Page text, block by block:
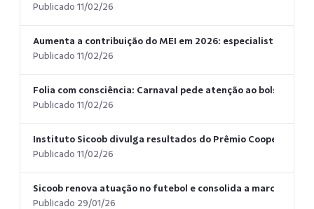
Publicado 11/02/26
Aumenta a contribuição do MEI em 2026: especialista dá
Publicado 11/02/26
Folia com consciência: Carnaval pede atenção ao bolso e
Publicado 11/02/26
Instituto Sicoob divulga resultados do Prêmio Cooperar
Publicado 11/02/26
Sicoob renova atuação no futebol e consolida a marca nas
Publicado 29/01/26